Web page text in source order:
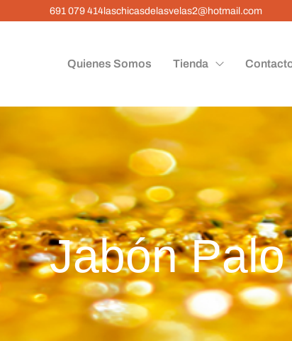
691 079 414laschicasdelasvelas2@hotmail.com
Quienes Somos Tienda
Jabón